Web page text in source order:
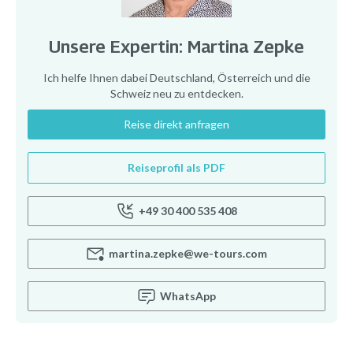
Unsere Expertin: Martina Zepke
Ich helfe Ihnen dabei Deutschland, Österreich und die
Schweiz neu zu entdecken.
Reise direkt anfragen
Reiseprofil als PDF
+49 30 400 535 408
martina.zepke@we-tours.com
WhatsApp